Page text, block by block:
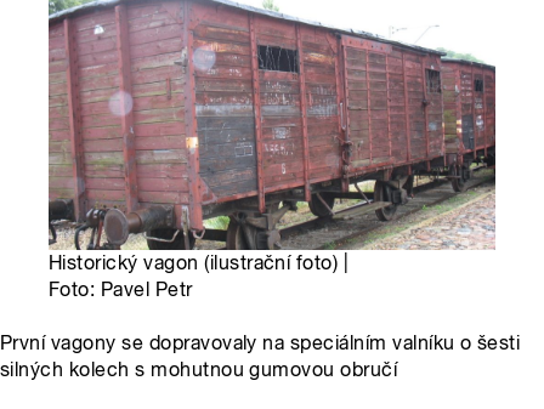
Historický vagon (ilustrační foto) |
Foto: Pavel Petr
První vagony se dopravovaly na speciálním valníku o šesti
silných kolech s mohutnou gumovou obručí